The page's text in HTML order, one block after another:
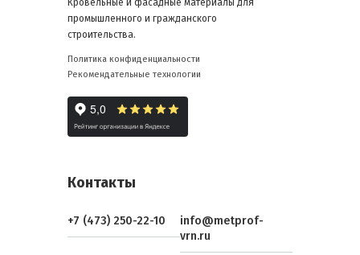
Кровельные и фасадные материалы для
промышленного и гражданского
строительства.
Политика конфиденциальности
Рекомендательные технологии
Контакты
+7 (473) 250-22-10
info@metprof-
vrn.ru